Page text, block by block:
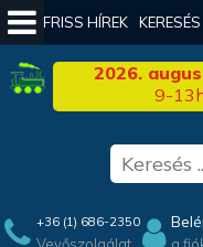
FRISS HÍREK KERESÉS
2026.
9-
+36 (1) 686-2350